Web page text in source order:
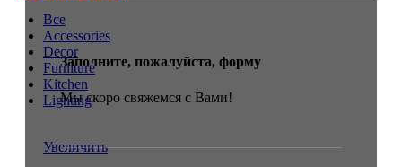
Заполните, пожалуйста, форму
Мы скоро свяжемся с Вами!
Все
Accessories
Decor
Furniture
Kitchen
Lighting
Увеличить